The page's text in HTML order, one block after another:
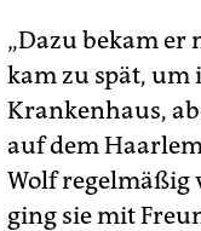
„Dazu bekam er
kam zu spät, um
Krankenhaus,
auf dem
Wolf regelmäßig
ging sie mit